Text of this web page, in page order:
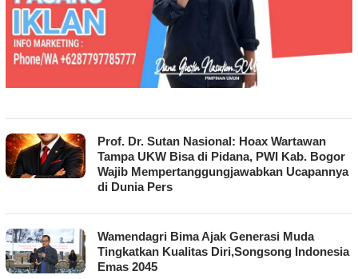
Prof. Dr. Sutan Nasional: Hoax Wartawan
Tampa UKW Bisa di Pidana, PWI Kab. Bogor
Wajib Mempertanggungjawabkan Ucapannya
di Dunia Pers
Wamendagri Bima Ajak Generasi Muda
Tingkatkan Kualitas Diri,Songsong Indonesia
Emas 2045